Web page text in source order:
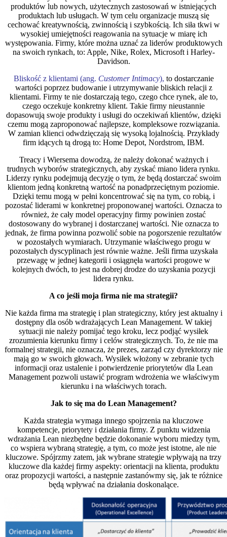
produktów lub nowych, użytecznych zastosowań w istniejących
produktach lub usługach. W tym celu organizacje muszą się
cechować kreatywnością, zwinnością i szybkością. Ich siła tkwi w
wysokiej umiejętności reagowania na sytuacje w miarę ich
występowania. Firmy, które można uznać za liderów produktowych
na swoich rynkach, to: Apple, Nike, Rolex, Microsoft i Harley-
Davidson.
Bliskość z klientami (ang. Customer Intimacy), to dostarczanie
wartości poprzez budowanie i utrzymywanie bliskich relacji z
klientami. Firmy te nie dostarczają tego, czego chce rynek, ale to,
czego oczekuje konkretny klient. Takie firmy nieustannie
dopasowują swoje produkty i usługi do oczekiwań klientów, dzięki
czemu mogą zaproponować najlepsze, kompleksowe rozwiązania.
W zamian klienci odwdzięczają się wysoką lojalnością. Przykłady
firm idących tą drogą to: Home Depot, Nordstrom, IBM.
Treacy i Wiersema dowodzą, że należy dokonać ważnych i
trudnych wyborów strategicznych, aby zyskać miano lidera rynku.
Liderzy rynku podejmują decyzję o tym, że będą dostarczać swoim
klientom jedną konkretną wartość na ponadprzeciętnym poziomie.
Dzięki temu mogą w pełni koncentrować się na tym, co robią, i
pozostać liderami w konkretnej proponowanej wartości. Oznacza to
również, że cały model operacyjny firmy powinien zostać
dostosowany do wybranej i dostarczanej wartości. Nie oznacza to
jednak, że firma powinna pozwolić sobie na pogorszenie rezultatów
w pozostałych wymiarach. Utrzymanie właściwego progu w
pozostałych dyscyplinach jest równie ważne. Jeśli firma uzyskała
przewagę w jednej kategorii i osiągnęła wartości progowe w
kolejnych dwóch, to jest na dobrej drodze do uzyskania pozycji
lidera rynku.
A co jeśli moja firma nie ma strategii?
Nie każda firma ma strategię i plan strategiczny, który jest aktualny i
dostępny dla osób wdrażających Lean Management. W takiej
sytuacji nie należy pomijać tego kroku, lecz podjąć wysiłek
zrozumienia kierunku firmy i celów strategicznych. To, że nie ma
formalnej strategii, nie oznacza, że prezes, zarząd czy dyrektorzy nie
mają go w swoich głowach. Wysiłek włożony w zebranie tych
informacji oraz ustalenie i potwierdzenie priorytetów dla Lean
Management pozwoli ustawić program wdrożenia we właściwym
kierunku i na właściwych torach.
Jak to się ma do Lean Management?
Każda strategia wymaga innego spojrzenia na kluczowe
kompetencje, priorytety i działania firmy. Z punktu widzenia
wdrażania Lean niezbędne będzie dokonanie wyboru miedzy tym,
co wspiera wybraną strategię, a tym, co może jest istotne, ale nie
kluczowe. Spójrzmy zatem, jak wybrane strategie wpływają na trzy
kluczowe dla każdej firmy aspekty: orientacji na klienta, produktu
oraz propozycji wartości, a następnie zastanówmy się, jak te różnice
będą wpływać na działania doskonalące.